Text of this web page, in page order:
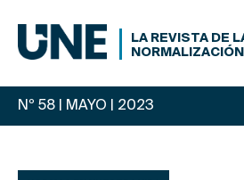
LA REVISTA DE
Nº 58 | MAYO | 2023